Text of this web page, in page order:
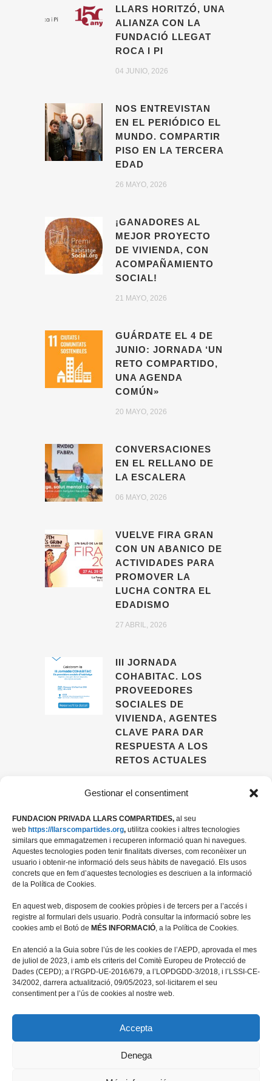
Gestionar el consentiment
FUNDACION PRIVADA LLARS COMPARTIDES, al seu
web https://llarscompartides.org, utilitza cookies i altres tecnologies
similars que emmagatzemen i recuperen informació quan hi navegues.
Aquestes tecnologies poden tenir finalitats diverses, com reconèixer un
usuario i obtenir-ne informació dels seus hàbits de navegació. Els usos
concrets que en fem d’aquestes tecnologies es descriuen a la informació
de la Política de Cookies.
En aquest web, disposem de cookies pròpies i de tercers per a l’accés i
registre al formulari dels usuario. Podrà consultar la informació sobre les
cookies amb el Botó de MÉS INFORMACIÓ, a la Política de Cookies.
En atenció a la Guia sobre l’ús de les cookies de l’AEPD, aprovada el mes
de juliol de 2023, i amb els criteris del Comitè Europeu de Protecció de
Dades (CEPD); a l’RGPD-UE-2016/679, a l’LOPDGDD-3/2018, i l’LSSI-CE-
34/2002, darrera actualització, 09/05/2023, sol·licitarem el seu
consentiment per a l’ús de cookies al nostre web.
Accepta
Denega
LLARS HORITZÓ, UNA
ALIANZA CON LA
FUNDACIÓ LLEGAT
ROCA I PI
04 JUNIO, 2026
NOS ENTREVISTAN
EN EL PERIÓDICO EL
MUNDO. COMPARTIR
PISO EN LA TERCERA
EDAD
26 MAYO, 2026
¡GANADORES AL
MEJOR PROYECTO
DE VIVIENDA, CON
ACOMPAÑAMIENTO
SOCIAL!
21 MAYO, 2026
GUÁRDATE EL 4 DE
JUNIO: JORNADA ‘UN
RETO COMPARTIDO,
UNA AGENDA
COMÚN»
20 MAYO, 2026
CONVERSACIONES
EN EL RELLANO DE
LA ESCALERA
06 MAYO, 2026
VUELVE FIRA GRAN
CON UN ABANICO DE
ACTIVIDADES PARA
PROMOVER LA
LUCHA CONTRA EL
EDADISMO
27 ABRIL, 2026
III JORNADA
COHABITAC. LOS
PROVEEDORES
SOCIALES DE
VIVIENDA, AGENTES
CLAVE PARA DAR
RESPUESTA A LOS
RETOS ACTUALES
08028 Barcelona
+34 934 498 676
fundacio@llarscompartides.org